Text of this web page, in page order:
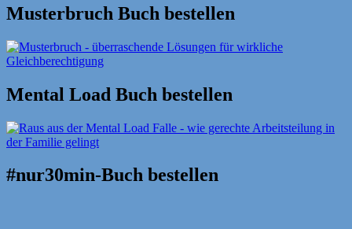
Musterbruch Buch bestellen
Mental Load Buch bestellen
#nur30min-Buch bestellen